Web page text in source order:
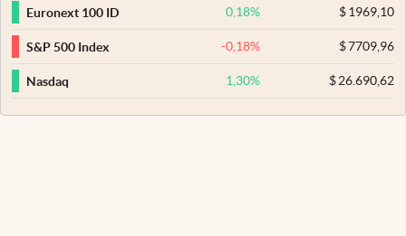
Euronext 100 ID 0,18% $1969,10
S&P 500 Index -0,18% $7709,96
Nasdaq 1,30% $26.690,62